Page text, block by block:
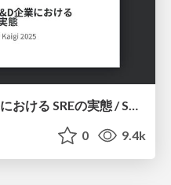
ブロックチェーンR&D企業における SREの実態 / SRE Kaigi 2025
0 9.4k